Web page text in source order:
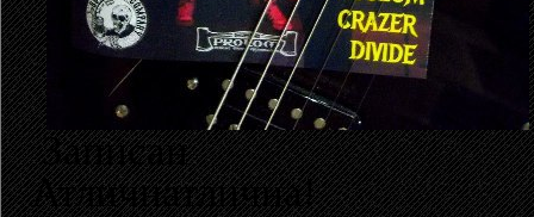
Записан
Атличнатлична!